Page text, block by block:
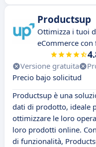
Productsup
Ottimizza i tuoi
eCommerce con
Versione gratuita
Precio bajo solicitud
Productsup è una
dati di prodotto, ideale
ottimizzare le loro
loro prodotti online.
di funzionalità,